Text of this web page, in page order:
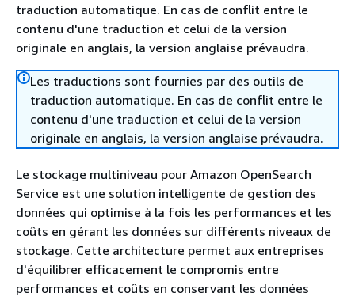
traduction automatique. En cas de conflit entre le
contenu d'une traduction et celui de la version
originale en anglais, la version anglaise prévaudra.
Les traductions sont fournies par des outils de
traduction automatique. En cas de conflit entre le
contenu d'une traduction et celui de la version
originale en anglais, la version anglaise prévaudra.
Le stockage multiniveau pour Amazon OpenSearch
Service est une solution intelligente de gestion des
données qui optimise à la fois les performances et les
coûts en gérant les données sur différents niveaux de
stockage. Cette architecture permet aux entreprises
d'équilibrer efficacement le compromis entre
performances et coûts en conservant les données